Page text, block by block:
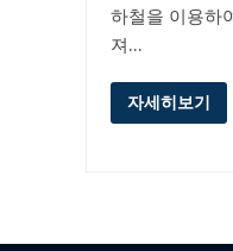
하철을 이용하
져…
자세히보기